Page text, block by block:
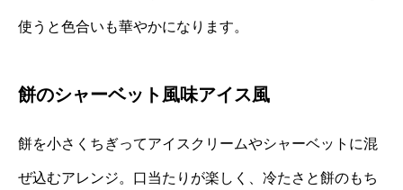
使うと色合いも華やかになります。
餅のシャーベット風味アイス風
餅を小さくちぎってアイスクリームやシャーベットに混
ぜ込むアレンジ。口当たりが楽しく、冷たさと餅のもち